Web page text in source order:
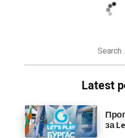
Latest
за